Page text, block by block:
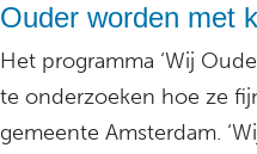
Ouder worden met
Het programma ‘Wij
te onderzoeken hoe ze
gemeente Amsterdam.